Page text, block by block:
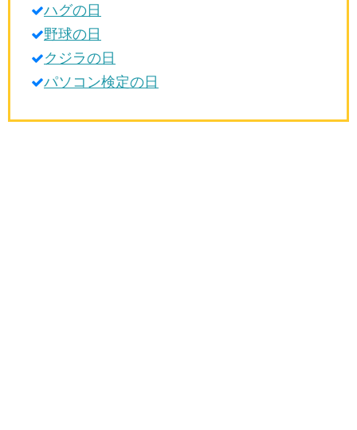
ハグの日
野球の日
クジラの日
パソコン検定の日
サイト情報